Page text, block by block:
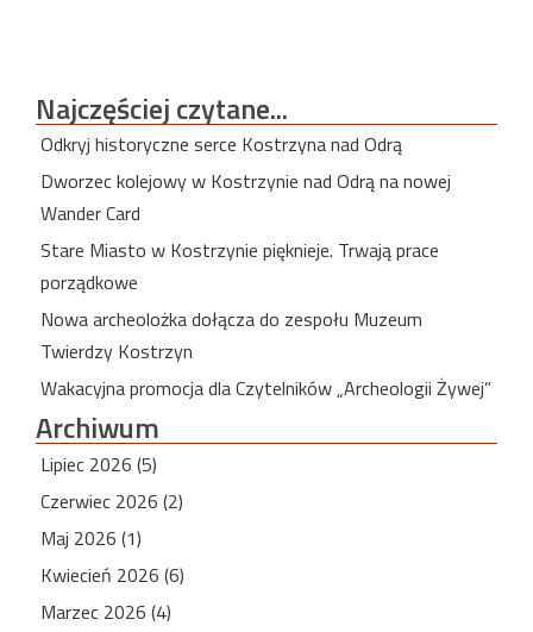
Najczęściejczytane...
Odkryj historyczne serce Kostrzyna nad Odrą
Dworzec kolejowy w Kostrzynie nad Odrą na nowej
Wander Card
Stare Miasto w Kostrzynie pięknieje. Trwają prace
porządkowe
Nowa archeolożka dołącza do zespołu Muzeum
Twierdzy Kostrzyn
Wakacyjna promocja dla Czytelników „Archeologii Żywej”
Archiwum
Lipiec 2026 (5)
Czerwiec 2026 (2)
Maj 2026 (1)
Kwiecień 2026 (6)
Marzec 2026 (4)